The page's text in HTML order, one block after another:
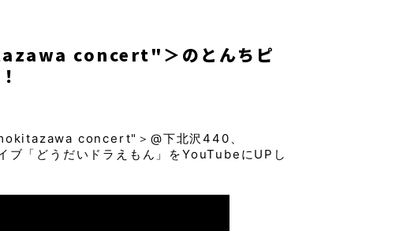
concert"＞のとんちピ
concert"＞@下北沢440、
ブ「どうだいドラえもん」をYouTubeにUPし